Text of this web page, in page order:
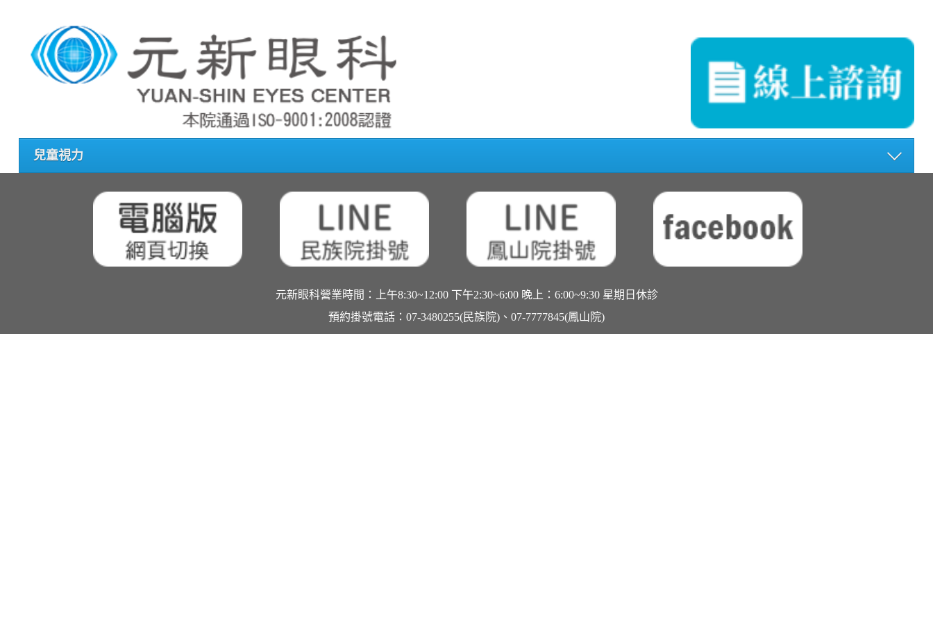
兒童視力
元新眼科營業時間：上午8:30~12:00 下午2:30~6:00 晚上：6:00~9:30 星期日休診
預約掛號電話：07-3480255(民族院)、07-7777845(鳳山院)